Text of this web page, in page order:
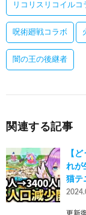
リコリスリコイルコ
呪術廻戦コラボ
闇の王の後継者
関連する記事
【
れが
猫テ
更新